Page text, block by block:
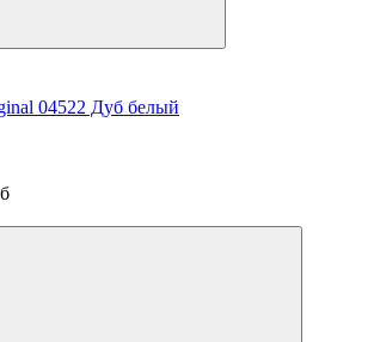
04522 Дуб белый